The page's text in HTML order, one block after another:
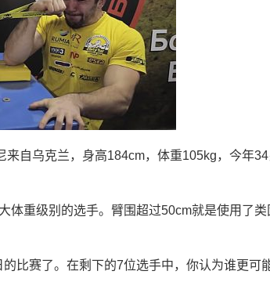
自乌克兰，身高184cm，体重105kg，今年
体重级别的选手。臂围超过50cm就是使用了类
比赛了。在剩下的7位选手中，你认为谁更可